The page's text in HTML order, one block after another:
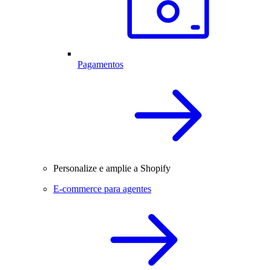
Pagamentos
Personalize e amplie a Shopify
E-commerce para agentes